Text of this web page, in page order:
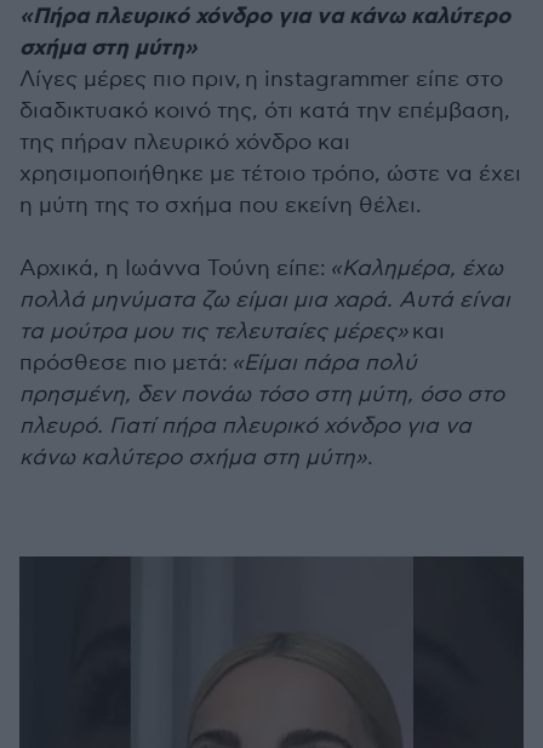
«Πήρα πλευρικό χόνδρο για να κάνω καλύτερο
σχήμα στη μύτη»
Λίγες μέρες πιο πριν, η instagrammer είπε στο
διαδικτυακό κοινό της, ότι κατά την επέμβαση,
της πήραν πλευρικό χόνδρο και
χρησιμοποιήθηκε με τέτοιο τρόπο, ώστε να έχει
η μύτη της το σχήμα που εκείνη θέλει.
Αρχικά, η Ιωάννα Τούνη είπε: «Καλημέρα, έχω
πολλά μηνύματα ζω είμαι μια χαρά. Αυτά είναι
τα μούτρα μου τις τελευταίες μέρες»και
πρόσθεσε πιο μετά: «Είμαι πάρα πολύ
πρησμένη, δεν πονάω τόσο στη μύτη, όσο στο
πλευρό. Γιατί πήρα πλευρικό χόνδρο για να
κάνω καλύτερο σχήμα στη μύτη».